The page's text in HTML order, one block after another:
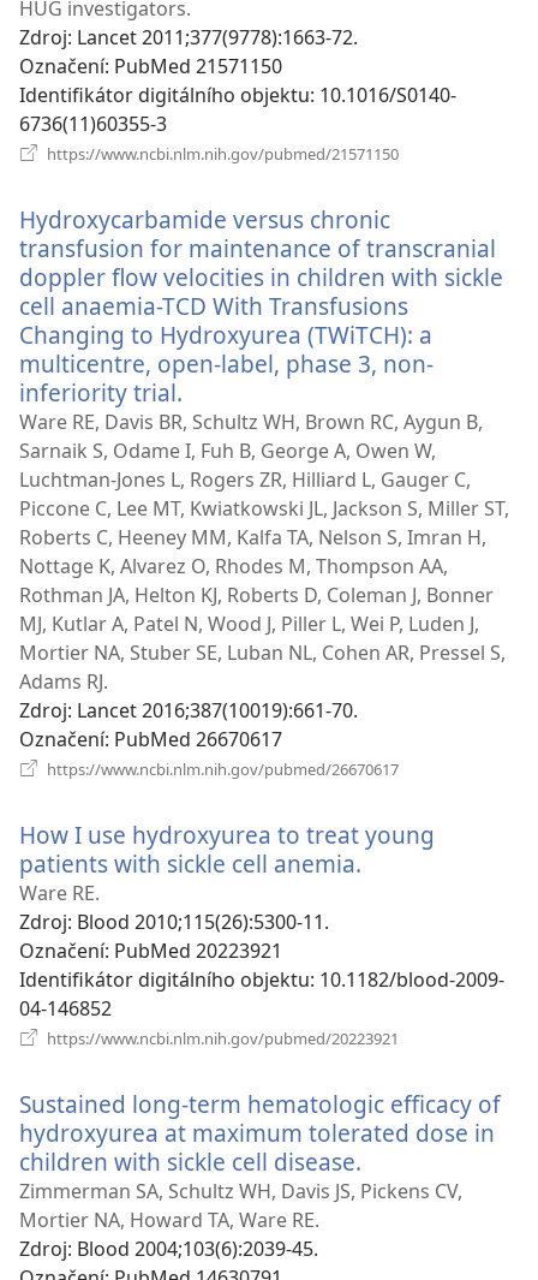
HUG investigators.
Zdroj‎: Lancet 2011;377(9778):1663-72.
Označení‎: PubMed 21571150
Identifikátor digitálního objektu‎: 10.1016/S0140-
6736(11)60355-3
https://www.ncbi.nlm.nih.gov/pubmed/21571150
Hydroxycarbamide versus chronic
transfusion for maintenance of transcranial
doppler flow velocities in children with sickle
cell anaemia-TCD With Transfusions
Changing to Hydroxyurea (TWiTCH): a
multicentre, open-label, phase 3, non-
inferiority trial.
nové
okno)
Ware RE, Davis BR, Schultz WH, Brown RC, Aygun B,
Sarnaik S, Odame I, Fuh B, George A, Owen W,
Luchtman-Jones L, Rogers ZR, Hilliard L, Gauger C,
Piccone C, Lee MT, Kwiatkowski JL, Jackson S, Miller ST,
Roberts C, Heeney MM, Kalfa TA, Nelson S, Imran H,
Nottage K, Alvarez O, Rhodes M, Thompson AA,
Rothman JA, Helton KJ, Roberts D, Coleman J, Bonner
MJ, Kutlar A, Patel N, Wood J, Piller L, Wei P, Luden J,
Mortier NA, Stuber SE, Luban NL, Cohen AR, Pressel S,
Adams RJ.
Zdroj‎: Lancet 2016;387(10019):661-70.
Označení‎: PubMed 26670617
https://www.ncbi.nlm.nih.gov/pubmed/26670617
How I use hydroxyurea to treat young
patients with sickle cell anemia.
Ware RE.
Zdroj‎: Blood 2010;115(26):5300-11.
Označení‎: PubMed 20223921
Identifikátor digitálního objektu‎: 10.1182/blood-2009-
04-146852
https://www.ncbi.nlm.nih.gov/pubmed/20223921
Sustained long-term hematologic efficacy of
hydroxyurea at maximum tolerated dose in
children with sickle cell disease.
nové
Zimmerman SA, Schultz WH, Davis JS, Pickens CV,
Mortier NA, Howard TA, Ware RE.
Zdroj‎: Blood 2004;103(6):2039-45.